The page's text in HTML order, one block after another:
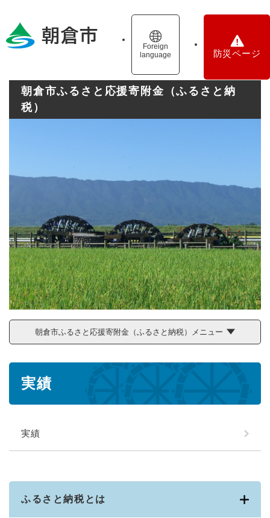
の
Foreign
language
防災ページ
朝倉市ふるさと応援寄附金（ふるさと納
税）
朝倉市ふるさと応援寄附金（ふるさと納税）メニュー
実績
実績
ふるさと納税とは